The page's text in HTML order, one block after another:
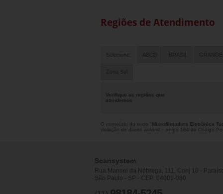
Regiões de Atendimento
Selecione: ABCD BRASIL
Zona Sul
Verifique as regiões que
atendemos
O conteúdo do texto " Microfilmadora Eletrônica
violação de direito autoral – artigo 184 do Código
Scansystem
Rua Manoel da Nóbrega, 111, Conj 10 -
São Paulo - SP - CEP: 04001-080